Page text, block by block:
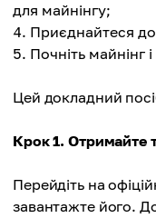
для майнінгу;
Приєднайтеся
Почніть майнінг
Цей докладний
Крок 1. Отримайте
Перейдіть на
завантажте його.